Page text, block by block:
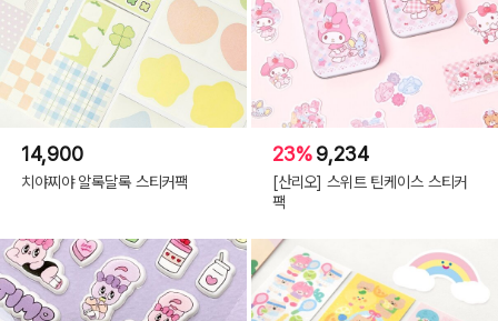
14,900
치야찌야 알록달록 스티커팩
23%9,234
[산리오] 스위트 틴케이스 스티커
팩